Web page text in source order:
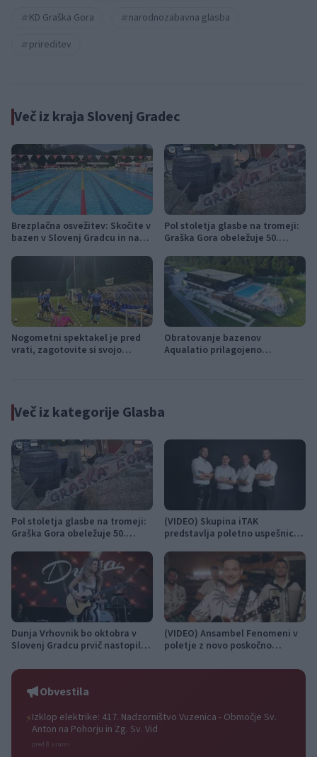
KD Graška Gora
narodnozabavna glasba
prireditev
Več iz kraja Slovenj Gradec
Brezplačna osvežitev: Skočite v
bazen v Slovenj Gradcu in na
Pol stoletja glasbe na tromeji:
Graška Gora obeležuje 50.
zabavne glasbe
Nogometni spektakel je pred
vrati, zagotovite si svojo
Obratovanje bazenov
Aqualatio prilagojeno
Več iz kategorije Glasba
Pol stoletja glasbe na tromeji:
Graška Gora obeležuje 50.
zabavne glasbe
(VIDEO) Skupina iTAK
predstavlja poletno uspešnico
Dunja Vrhovnik bo oktobra v
Slovenj Gradcu prvič nastopila
svojim bendom
(VIDEO) Ansambel Fenomeni v
poletje z novo poskočno
Obvestila
⚡Izklop elektrike: 417. Nadzorništvo Vuzenica - Območje Sv.
Anton na Pohorju in Zg. Sv. Vid
pred 8 urami